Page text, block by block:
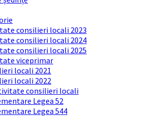
consilieri locali 2023
consilieri locali 2024
consilieri locali 2025
viceprimar
locali 2021
locali 2022
consilieri locali
Legea 52
Legea 544